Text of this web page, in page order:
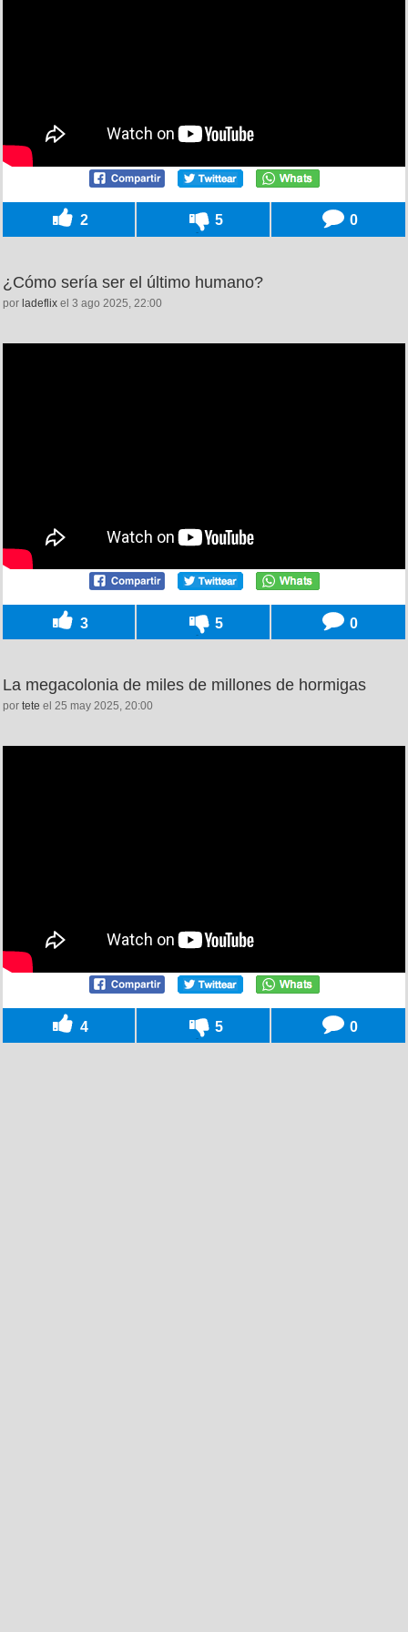
2 5 0
¿Cómo sería ser el último humano?
por ladeflix el 3 ago 2025, 22:00
3 5 0
La megacolonia de miles de millones de hormigas
por tete el 25 may 2025, 20:00
4 5 0